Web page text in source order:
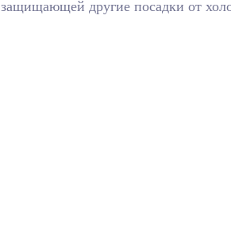
защищающей другие посадки от